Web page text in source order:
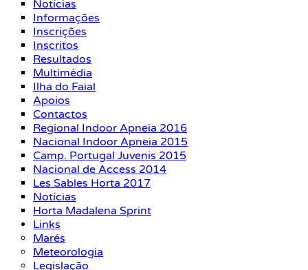
Notícias
Informações
Inscrições
Inscritos
Resultados
Multimédia
Ilha do Faial
Apoios
Contactos
Regional Indoor Apneia 2016
Nacional Indoor Apneia 2015
Camp. Portugal Juvenis 2015
Nacional de Access 2014
Les Sables Horta 2017
Notícias
Horta Madalena Sprint
Links
Marés
Meteorologia
Legislação